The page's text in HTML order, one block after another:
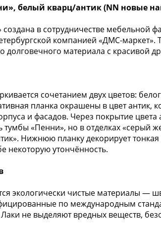
белый кварц/антик (NN новые
создана в сотрудничестве мебельной
компанией «ДМС-маркет».
долговечного материала с красивой
сочетанием двух цветов:
планка окрашены в цвет антик,
и фасадов. Через покрытие цвета
тумбы «Пенни», но в отделках «серый
Нижнюю планку декорирует тонкая
некоторую утончённость.
экологически чистые материалы —
по международным
не выделяют вредных веществ,